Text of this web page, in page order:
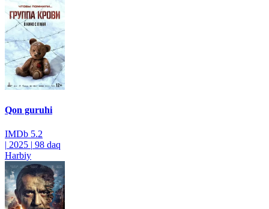
Qon guruhi
IMDb 5.2
| 2025 | 98 daq
Harbiy